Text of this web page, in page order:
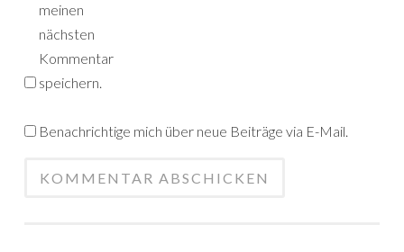
meinen
nächsten
Kommentar
speichern.
Benachrichtige mich über neue Beiträge via E-Mail.